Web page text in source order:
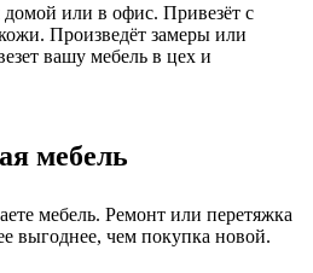
или в офис. Привезёт с
Произведёт замеры или
вашу мебель в цех и
мебель
мебель. Ремонт или перетяжка
выгоднее, чем покупка новой.